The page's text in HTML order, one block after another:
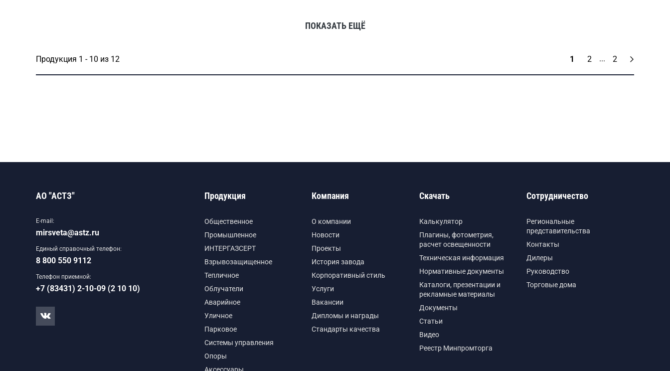
ПОКАЗАТЬ ЕЩЁ
Продукция 1 - 10 из 12 1 2 ... 2
АО "АСТЗ"
E-mail:
mirsveta@astz.ru
Единый справочный телефон:
8 800 550 9112
Телефон приемной:
+7 (83431) 2-10-09 (2 10 10)
Продукция
Общественное
Промышленное
ИНТЕРГАЗСЕРТ
Взрывозащищенное
Тепличное
Облучатели
Аварийное
Уличное
Парковое
Системы управления
Опоры
Компания
О компании
Новости
Проекты
История завода
Корпоративный стиль
Услуги
Вакансии
Дипломы и награды
Стандарты качества
Скачать
Калькулятор
Плагины, фотометрия,
расчет освещенности
Техническая информация
Нормативные документы
Каталоги, презентации и
рекламные материалы
Документы
Статьи
Видео
Реестр Минпромторга
Сотрудничество
Региональные
представительства
Контакты
Дилеры
Руководство
Торговые дома